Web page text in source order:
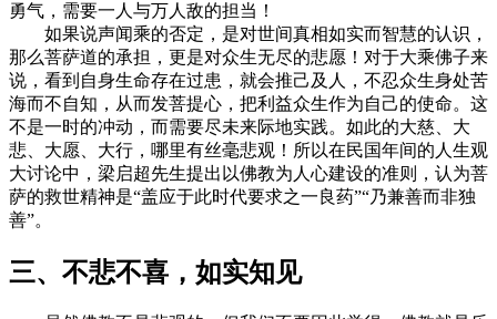
勇气，需要一人与万人敌的担当！
如果说声闻乘的否定，是对世间真相如实而智慧的认识，
那么菩萨道的承担，更是对众生无尽的悲愿！对于大乘佛子来
说，看到自身生命存在过患，就会推己及人，不忍众生身处苦
海而不自知，从而发菩提心，把利益众生作为自己的使命。这
不是一时的冲动，而需要尽未来际地实践。如此的大慈、大
悲、大愿、大行，哪里有丝毫悲观！所以在民国年间的人生观
大讨论中，梁启超先生提出以佛教为人心建设的准则，认为菩
萨的救世精神是“盖应于此时代要求之一良药”“乃兼善而非独
善”。
三、不悲不喜，如实知见